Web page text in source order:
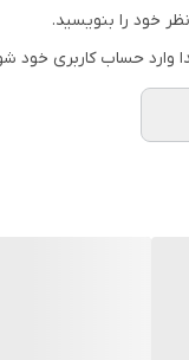
خود را بنویسید.
وارد حساب کاربری خود